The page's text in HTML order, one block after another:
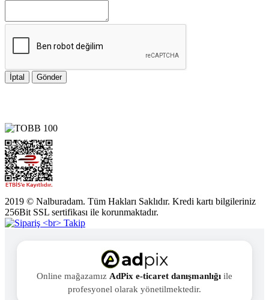
İptal Gönder
2019 © Nalburadam. Tüm Hakları Saklıdır. Kredi kartı bilgileriniz
256Bit SSL sertifikası ile korunmaktadır.
Online mağazamız AdPix e-ticaret danışmanlığı ile
profesyonel olarak yönetilmektedir.